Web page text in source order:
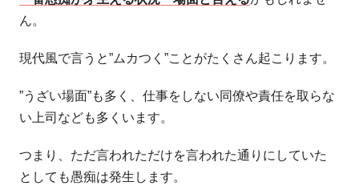
ん。
現代風で言うと”ムカつく”ことがたくさん起こります。
”うざい場面”も多く、仕事をしない同僚や責任を取らな
い上司なども多くいます。
つまり、ただ言われただけを言われた通りにしていた
としても愚痴は発生します。